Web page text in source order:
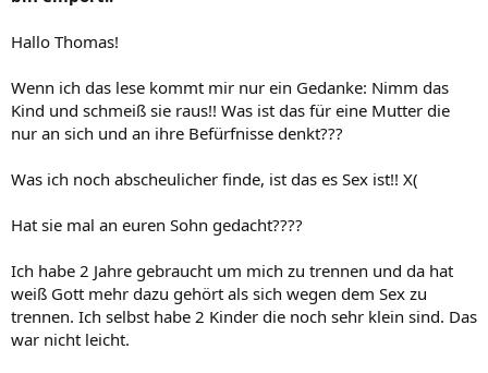
Hallo Thomas!
Wenn ich das lese kommt mir nur ein Gedanke: Nimm das
Kind und schmeiß sie raus!! Was ist das für eine Mutter die
nur an sich und an ihre Befürfnisse denkt???
Was ich noch abscheulicher finde, ist das es Sex ist!! X(
Hat sie mal an euren Sohn gedacht????
Ich habe 2 Jahre gebraucht um mich zu trennen und da hat
weiß Gott mehr dazu gehört als sich wegen dem Sex zu
trennen. Ich selbst habe 2 Kinder die noch sehr klein sind. Das
war nicht leicht.